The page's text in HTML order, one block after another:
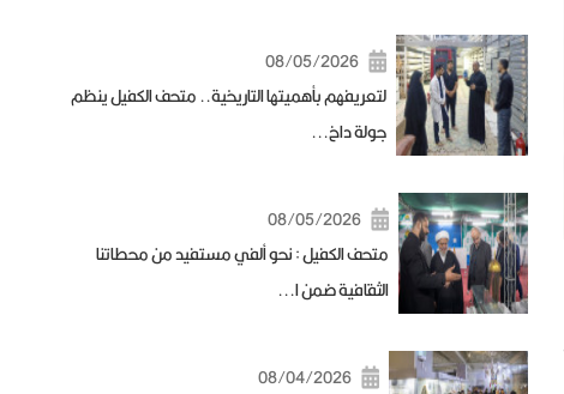
08/05/2026
لتعريفهم بأهميتها التاريخية.. متحف الكفيل ينظم
جولة داخ...
08/05/2026
متحف الكفيل : نحو ألفي مستفيد من محطاتنا
الثقافية ضمن ا...
08/04/2026